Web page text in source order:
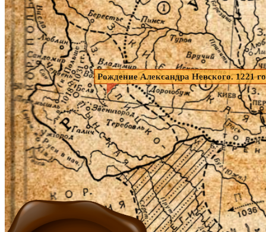
Рождение Александра Невского. 1221